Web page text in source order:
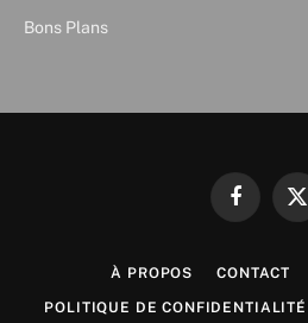
Bons Plans
FacebookX
À PROPOS CONTACT
POLITIQUE DE CONFIDENTIALITÉ